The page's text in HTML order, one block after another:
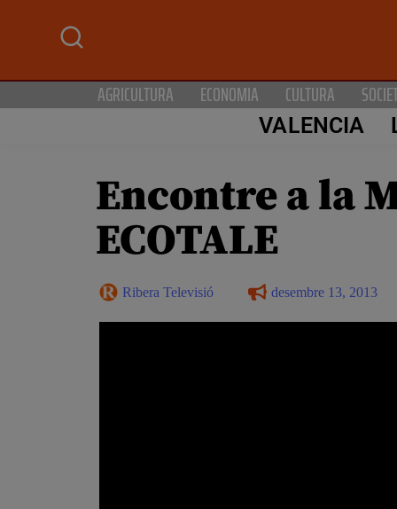
AGRICULTURA ECONOMIA CULTURA
VALENCIA
Encontre a la
ECOTALE
Ribera Televisió desembre 13, 2013